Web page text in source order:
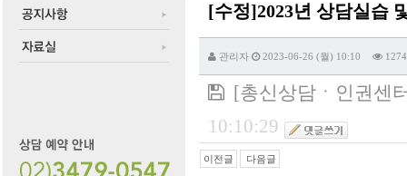
[수정]2023년 상담실습
관리자 2023-06-26 (월) 10:10 1274
[총신상담ㆍ인권센
10:10:29
이전글 다음글